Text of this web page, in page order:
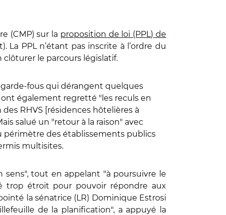
(CMP) sur la proposition de loi (PPL) de
PPL n’étant pas inscrite à l’ordre du
clôturer le parcours législatif.
fous qui dérangent quelques
également regretté "les reculs en
RHVS [résidences hôtelières à
salué un "retour à la raison" avec
périmètre des établissements publics
multisites.
sens", tout en appelant "à poursuivre le
trop étroit pour pouvoir répondre aux
la sénatrice (LR) Dominique Estrosi
de la planification", a appuyé la